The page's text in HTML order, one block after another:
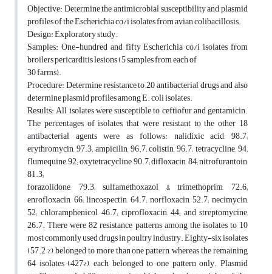
Objective: Determine the antimicrobial susceptibility and plasmid
profiles of the Escherichia co/i isolates from avian colibacillosis.
Design: Exploratory study.
Samples: One-hundred and fifty Escherichia co/i isolates from
broilers pericarditis lesions (5 samples from each of
30 farms).
Procedure: Determine resistance to 20 antibacterial drugs and also
determine plasmid profiles among E. coli isolates.
Results: All isolates were susceptible to ceftiofur and gentamicin.
The percentages of isolates that were resistant to the other 18
antibacterial agents were as follows: nalidixic acid, 98.7;
erythromycin, 97.3; ampicilin, 96.7; colistin, 96.7; tetracycline, 94;
flumequine, 92; oxytetracycline, 90.7; difloxacin, 84; nitrofurantoin,
81.3;
forazolidone, 79.3; sulfamethoxazol & trimethoprim, 72.6;
enrofloxacin, 66; lincospectin, 64.7; norfloxacin, 52.7; necimycin,
52; chloramphenicol, 46.7; ciprofloxacin, 44; and streptomycine,
26.7. There were 82 resistance patterns among the isolates to 10
most commonly used drugs in poultry industry. Eighty-six isolates
(57.2 %) belonged to more than one pattern, whereas the remaining
64 isolates (427%), each belonged to one pattern only. Plasmid